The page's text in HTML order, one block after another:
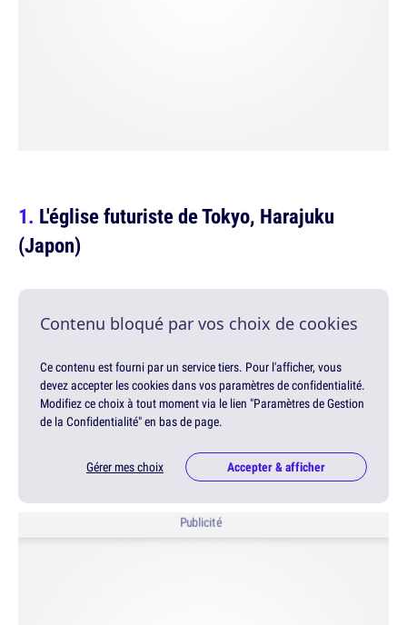
L'église futuriste de Tokyo, Harajuku
(Japon)
Contenu bloqué par vos choix de cookies
Ce contenu est fourni par un service tiers. Pour l'afficher, vous
devez accepter les cookies dans vos paramètres de confidentialité.
Modifiez ce choix à tout moment via le lien "Paramètres de Gestion
de la Confidentialité" en bas de page.
Gérer mes choix Accepter & afficher
Publicité